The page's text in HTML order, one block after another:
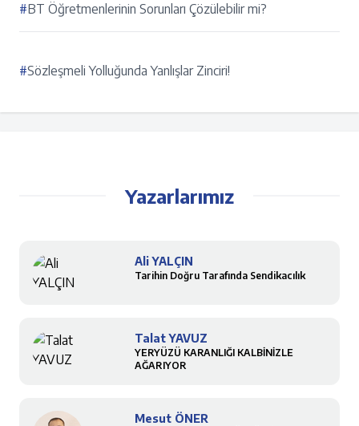
#BT Öğretmenlerinin Sorunları Çözülebilir mi?
#Sözleşmeli Yolluğunda Yanlışlar Zinciri!
Yazarlarımız
Ali YALÇIN
Tarihin Doğru Tarafında Sendikacılık
Talat YAVUZ
YERYÜZÜ KARANLIĞI KALBİNİZLE
AĞARIYOR
Mesut ÖNER